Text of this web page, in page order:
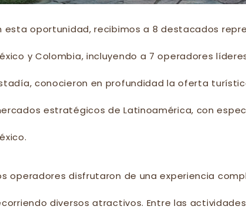
esta oportunidad, recibimos a 8 destacados
y Colombia, incluyendo a 7 operadores
conocieron en profundidad la oferta
estratégicos de Latinoamérica, con
operadores disfrutaron de una experiencia
diversos atractivos. Entre las